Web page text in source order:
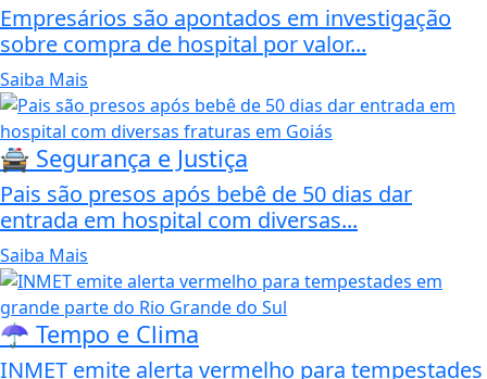
Empresários são apontados em investigação
sobre compra de hospital por valor...
Saiba Mais
🚔 Segurança e Justiça
Pais são presos após bebê de 50 dias dar
entrada em hospital com diversas...
Saiba Mais
☂️ Tempo e Clima
INMET emite alerta vermelho para tempestades